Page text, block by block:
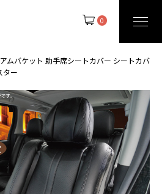
0
ムバケット 助手席シートカバー シートカバ
ター